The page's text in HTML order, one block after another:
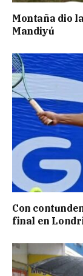
Montaña dio
Mandiyú
Con
final en